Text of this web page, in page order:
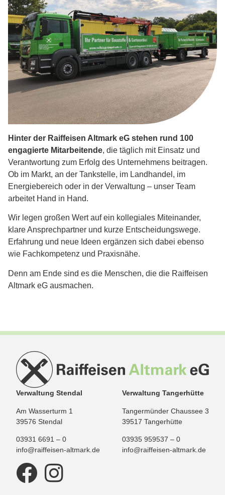
Hinter der Raiffeisen Altmark eG stehen rund 100
engagierte Mitarbeitende, die täglich mit Einsatz und
Verantwortung zum Erfolg des Unternehmens beitragen.
Ob im Markt, an der Tankstelle, im Landhandel, im
Energiebereich oder in der Verwaltung – unser Team
arbeitet Hand in Hand.
Wir legen großen Wert auf ein kollegiales Miteinander,
klare Ansprechpartner und kurze Entscheidungswege.
Erfahrung und neue Ideen ergänzen sich dabei ebenso
wie Fachkompetenz und Praxisnähe.
Denn am Ende sind es die Menschen, die die Raiffeisen
Altmark eG ausmachen.
Verwaltung Stendal
Am Wasserturm 1
39576 Stendal
03931 6691 – 0
info@raiffeisen-altmark.de
Verwaltung Tangerhütte
Tangermünder Chaussee 3
39517 Tangerhütte
03935 959537 – 0
info@raiffeisen-altmark.de